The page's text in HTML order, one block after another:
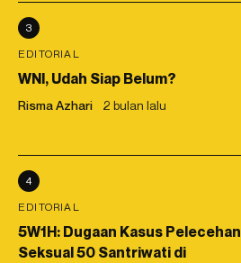
3
EDITORIAL
WNI, Udah Siap Belum?
Risma Azhari 2 bulan lalu
4
EDITORIAL
5W1H: Dugaan Kasus Pelecehan
Seksual 50 Santriwati di